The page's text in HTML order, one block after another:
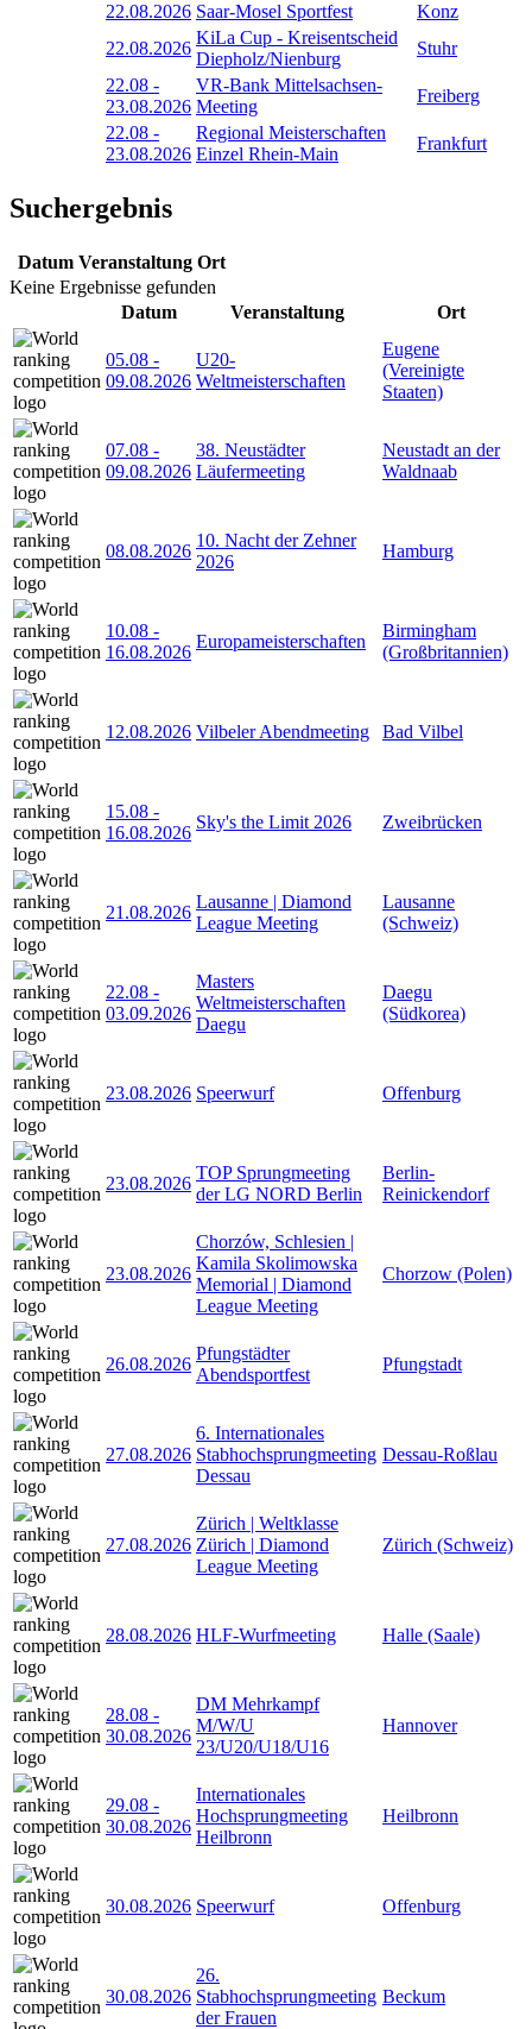
22.08.2026 Saar-Mosel Sportfest
Konz
22.08.2026
KiLa Cup - Kreisentscheid
Diepholz/Nienburg
Stuhr
22.08 -
23.08.2026
VR-Bank Mittelsachsen-
Meeting
Freiberg
22.08 -
23.08.2026
Regional Meisterschaften
Einzel Rhein-Main
Frankfurt
Suchergebnis
Datum Veranstaltung Ort
Keine Ergebnisse gefunden
Datum
Veranstaltung Ort
05.08 -
09.08.2026
U20-
Weltmeisterschaften
Eugene
(Vereinigte
Staaten)
07.08 -
09.08.2026
38. Neustädter
Läufermeeting
Neustadt an der
Waldnaab
08.08.2026
10. Nacht der Zehner
2026
Hamburg
10.08 -
16.08.2026
Europameisterschaften
Birmingham
(Großbritannien)
12.08.2026 Vilbeler Abendmeeting Bad Vilbel
15.08 -
16.08.2026
Sky's the Limit 2026 Zweibrücken
21.08.2026
Lausanne | Diamond
League Meeting
Lausanne
(Schweiz)
22.08 -
03.09.2026
Masters
Weltmeisterschaften
Daegu
Daegu
(Südkorea)
23.08.2026 Speerwurf Offenburg
23.08.2026
TOP Sprungmeeting
der LG NORD Berlin
Berlin-
Reinickendorf
23.08.2026
Chorzów, Schlesien |
Kamila Skolimowska
Memorial | Diamond
League Meeting
Chorzow (Polen)
26.08.2026
Pfungstädter
Abendsportfest
Pfungstadt
27.08.2026
6. Internationales
Stabhochsprungmeeting
Dessau
Dessau-Roßlau
27.08.2026
Zürich | Weltklasse
Zürich | Diamond
League Meeting
Zürich (Schweiz)
28.08.2026 HLF-Wurfmeeting Halle (Saale)
28.08 -
30.08.2026
DM Mehrkampf
M/W/U
23/U20/U18/U16
Hannover
29.08 -
30.08.2026
Internationales
Hochsprungmeeting
Heilbronn
Heilbronn
30.08.2026 Speerwurf Offenburg
30.08.2026
26.
Stabhochsprungmeeting
der Frauen
Beckum